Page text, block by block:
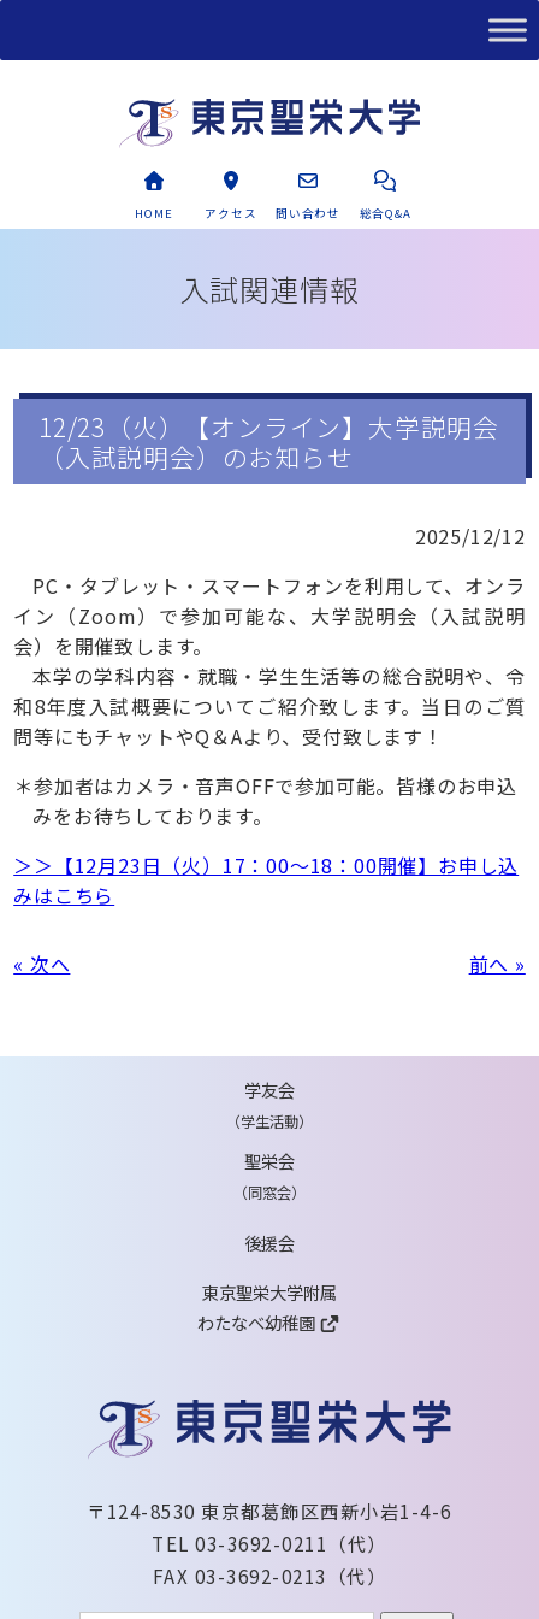
HOME アクセス 問い合わせ 総合Q&A
入試関連情報
12/23（火）【オンライン】大学説明会
（入試説明会）のお知らせ
2025/12/12
PC・タブレット・スマートフォンを利用して、オンラ
イン（Zoom）で参加可能な、大学説明会（入試説明
会）を開催致します。
本学の学科内容・就職・学生生活等の総合説明や、令
和8年度入試概要についてご紹介致します。当日のご質
問等にもチャットやQ＆Aより、受付致します！
参加者はカメラ・音声OFFで参加可能。皆様のお申込
みをお待ちしております。
＞＞【12月23日（火）17：00～18：00開催】お申し込
みはこちら
« 次へ 前へ »
学友会
（学生活動）
聖栄会
（同窓会）
後援会
東京聖栄大学附属
わたなべ幼稚園
〒124-8530 東京都葛飾区西新小岩1-4-6
TEL 03-3692-0211（代）
FAX 03-3692-0213（代）